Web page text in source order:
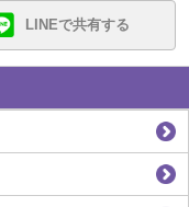
LINEで共有する